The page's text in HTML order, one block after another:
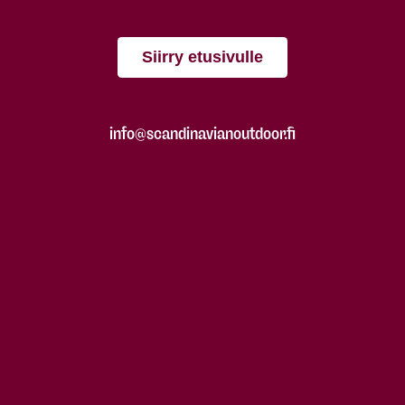
Siirry etusivulle
info@scandinavianoutdoor.fi